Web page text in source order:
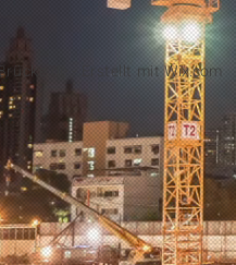
- Erstellt mitWix.com